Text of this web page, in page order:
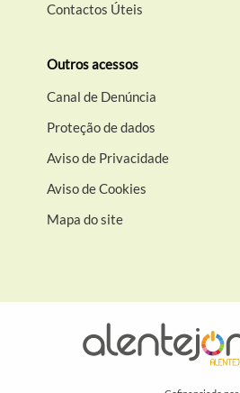
Contactos Úteis
Outros acessos
Canal de Denúncia
Proteção de dados
Aviso de Privacidade
Aviso de Cookies
Mapa do site